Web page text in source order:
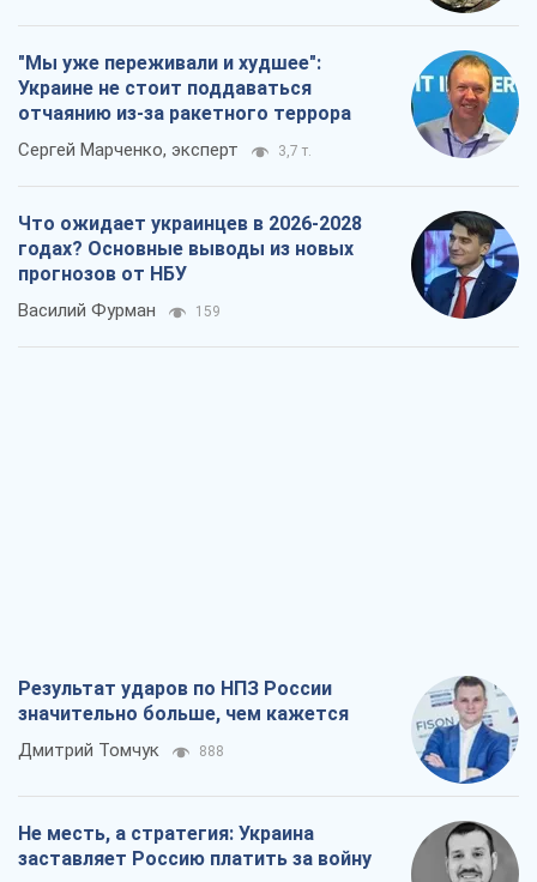
"Мы уже переживали и худшее":
Украине не стоит поддаваться
отчаянию из-за ракетного террора
Сергей Марченко, эксперт 3,7 т.
Что ожидает украинцев в 2026-2028
годах? Основные выводы из новых
прогнозов от НБУ
Василий Фурман 159
Результат ударов по НПЗ России
значительно больше, чем кажется
Дмитрий Томчук 888
Не месть, а стратегия: Украина
заставляет Россию платить за войну